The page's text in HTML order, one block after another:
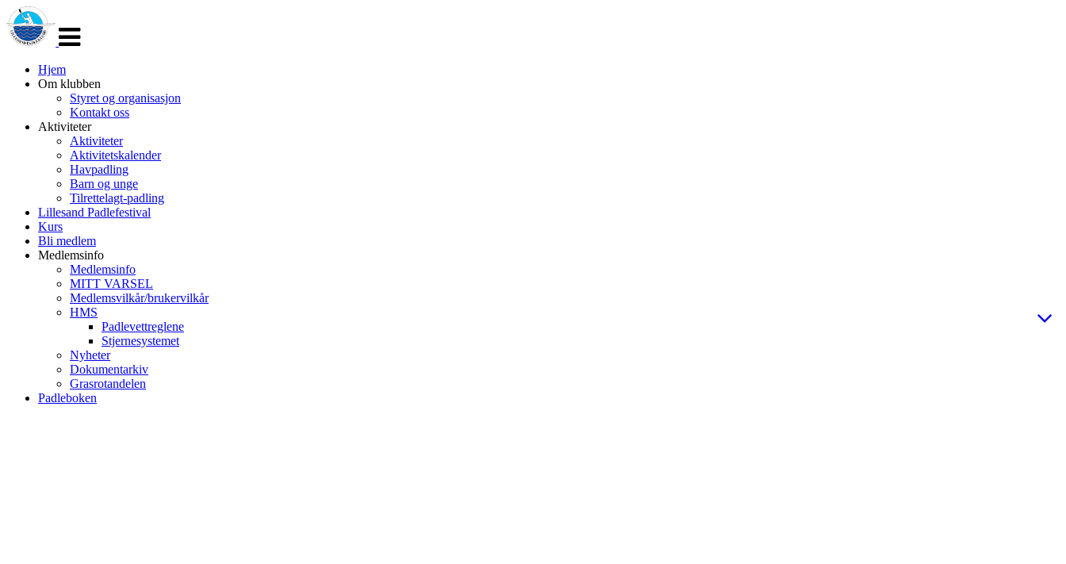
navigasjon
Hjem
Om klubben
Styret og organisasjon
Kontakt oss
Aktiviteter
Aktiviteter
Aktivitetskalender
Havpadling
Barn og unge
Tilrettelagt-padling
Lillesand Padlefestival
Kurs
Bli medlem
Medlemsinfo
Medlemsinfo
MITT VARSEL
Medlemsvilkår/brukervilkår
HMS
Padlevettreglene
Stjernesystemet
Nyheter
Dokumentarkiv
Grasrotandelen
Padleboken